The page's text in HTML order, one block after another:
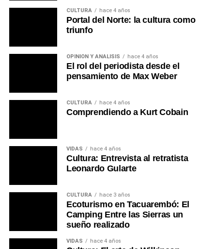
CULTURA hace 4 años
Portal del Norte: la cultura como
triunfo
OPINIÓN Y ANÁLISIS hace 4 años
El rol del periodista desde el
pensamiento de Max Weber
CULTURA hace 4 años
Comprendiendo a Kurt Cobain
VIDAS hace 4 años
Cultura: Entrevista al retratista
Leonardo Gularte
CULTURA hace 3 años
Ecoturismo en Tacuarembó: El
Camping Entre las Sierras un
sueño realizado
VIDAS hace 4 años